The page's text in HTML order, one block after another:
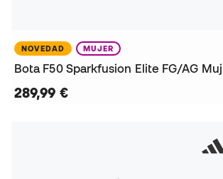
NOVEDAD MUJER
289,99 €